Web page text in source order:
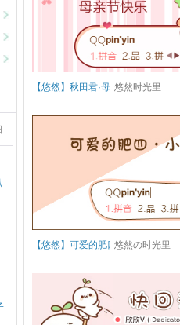
【悠然】秋田君·母亲节悠然时光里
【悠然】可爱的肥四·小肉肉
悠然の时光里